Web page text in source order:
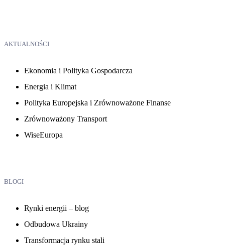
AKTUALNOŚCI
Ekonomia i Polityka Gospodarcza
Energia i Klimat
Polityka Europejska i Zrównoważone Finanse
Zrównoważony Transport
WiseEuropa
BLOGI
Rynki energii – blog
Odbudowa Ukrainy
Transformacja rynku stali